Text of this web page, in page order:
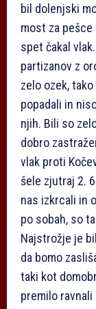
bil dolenjski
most za
spet čakal
partizanov z
zelo ozek,
popadali in
njih. Bili so
dobro
vlak proti
šele zjutraj 2.
nas izkrcali in
po sobah, so
Najstrožje je
da bomo
taki kot
premilo